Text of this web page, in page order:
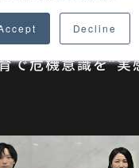
Decline
キュリティガイ
で危機意識を“実